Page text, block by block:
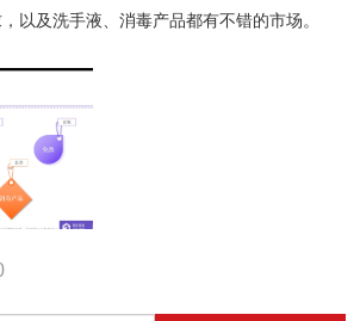
以及洗手液、消毒产品都有不错的市场。